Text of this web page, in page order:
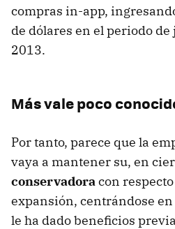
compras in-app,
de dólares en el periodo
2013.
Más vale poco
Por tanto, parece que la
vaya a mantener su, en
conservadora con
expansión, centrándose
le ha dado beneficios